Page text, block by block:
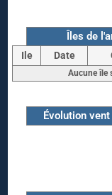
Îles de
Ile Date
Aucune île
Évolution